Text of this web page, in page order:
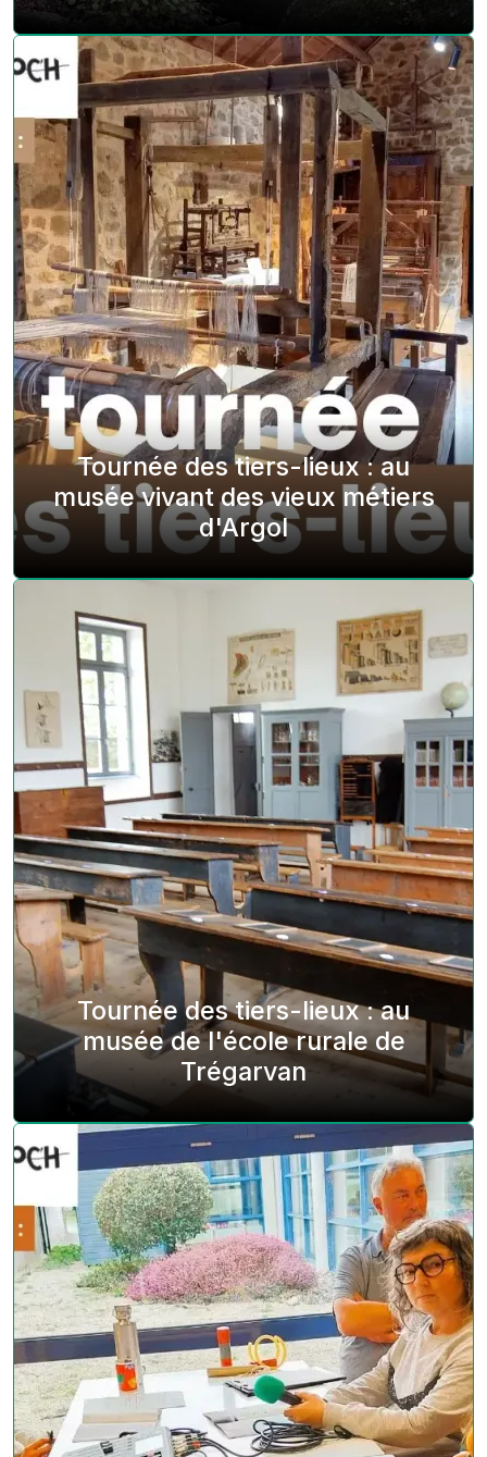
Tournée des tiers-lieux : au
musée vivant des vieux métiers
d'Argol
Tournée des tiers-lieux : au
musée de l'école rurale de
Trégarvan